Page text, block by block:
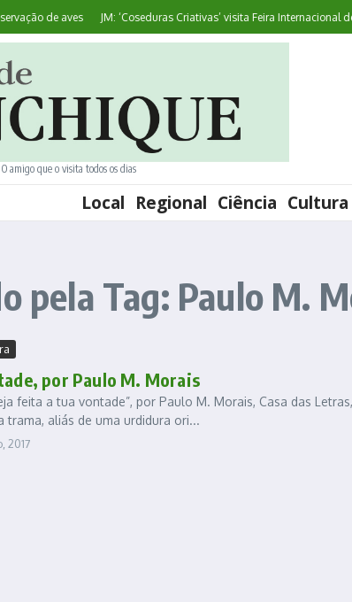
de aves JM: ‘Coseduras Criativas’ visita Feira Internacional de
O amigo que o visita todos os dias
Local Regional Ciência Cultura
pela Tag: Paulo M.
por Paulo M. Morais
feita a tua vontade”, por Paulo M. Morais, Casa das
aliás de uma urdidura ori...
2017